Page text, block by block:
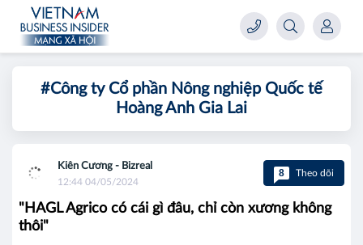
#Công ty Cổ phần Nông nghiệp Quốc tế
Hoàng Anh Gia Lai
Kiên Cương - Bizreal
12:44 04/05/2024
8 Theo dõi
"HAGL Agrico có cái gì đâu, chỉ còn xương không
thôi"